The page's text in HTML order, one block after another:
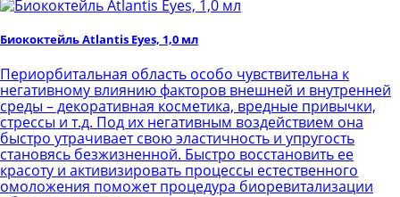
Биококтейль Atlantis Eyes, 1,0 мл
Периорбитальная область особо чувствительна к
негативному влиянию факторов внешней и внутренней
среды – декоративная косметика, вредные привычки,
стрессы и т.д. Под их негативным воздействием она
быстро утрачивает свою эластичность и упругость
становясь безжизненной. Быстро восстановить ее
красоту и активизировать процессы естественного
омоложения поможет процедура биоревитализации